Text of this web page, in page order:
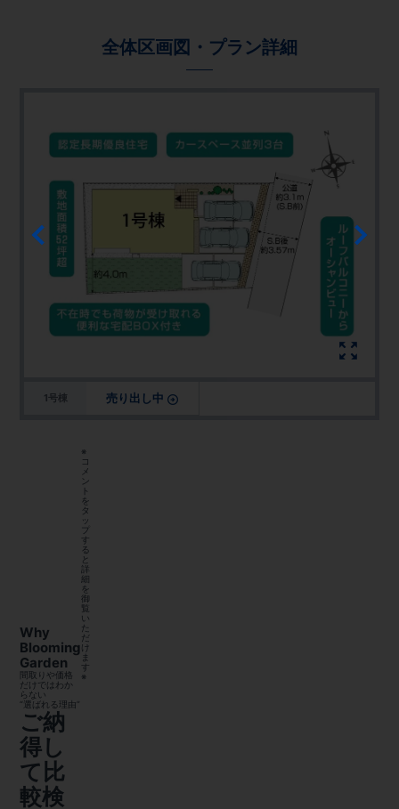
全体区画図・プラン詳細
1号棟 売り出し中
Why
Blooming
Garden
間取りや価格
だけではわか
らない
“選ばれる理由”
ご納
得し
て比
較検
※
コ
メ
ン
ト
を
タ
ッ
プ
す
る
と
詳
細
を
御
覧
い
た
だ
け
ま
す
※